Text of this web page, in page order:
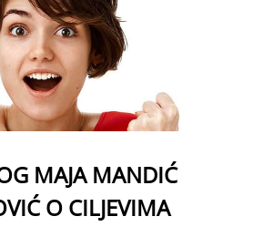
MAJA MANDIĆ
O CILJEVIMA